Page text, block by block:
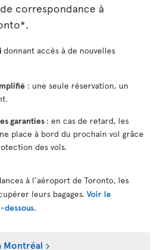
correspondance à
donnant accès à de nouvelles
: une seule réservation, un
garanties : en cas de retard, les
place à bord du prochain vol grâce
des vols.
à l'aéroport de Toronto, les
leurs bagages. Voir le
.
Montréal